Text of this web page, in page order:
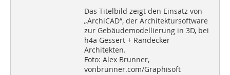
Das Titelbild zeigt den Einsatz von
„ArchiCAD“, der Architektursoftware
zur Gebäudemodellierung in 3D, bei
h4a Gessert + Randecker
Architekten.
Foto: Alex Brunner,
vonbrunner.com/Graphisoft